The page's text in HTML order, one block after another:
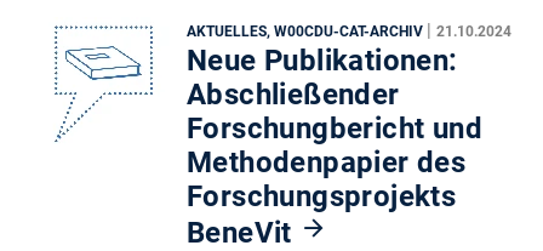
AKTUELLES, W00CDU-CAT-ARCHIV | 21.10.2024
Neue Publikationen:
Abschließender
Forschungbericht und
Methodenpapier des
Forschungsprojekts
BeneVit